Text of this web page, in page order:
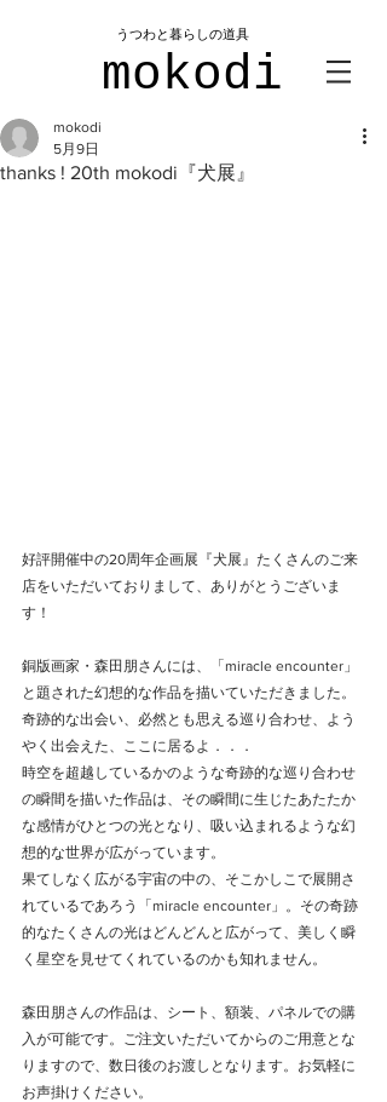
mokodi
​うつわと暮らしの道具
thanks ! 20th mokodi『犬展』
mokodi
5月9日
好評開催中の20周年企画展『犬展』たくさんのご来
店をいただいておりまして、ありがとうございま
す！
銅版画家・森田朋さんには、「miracle encounter」
と題された幻想的な作品を描いていただきました。
奇跡的な出会い、必然とも思える巡り合わせ、よう
やく出会えた、ここに居るよ．．．
時空を超越しているかのような奇跡的な巡り合わせ
の瞬間を描いた作品は、その瞬間に生じたあたたか
な感情がひとつの光となり、吸い込まれるような幻
想的な世界が広がっています。
果てしなく広がる宇宙の中の、そこかしこで展開さ
れているであろう「miracle encounter」。その奇跡
的なたくさんの光はどんどんと広がって、美しく瞬
く星空を見せてくれているのかも知れません。
森田朋さんの作品は、シート、額装、パネルでの購
入が可能です。ご注文いただいてからのご用意とな
りますので、数日後のお渡しとなります。お気軽に
お声掛けください。